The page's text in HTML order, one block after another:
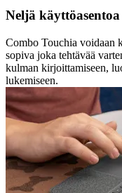
Neljä käyttöasentoa
Combo Touchia voidaan
sopiva joka tehtävää
kulman kirjoittamiseen,
lukemiseen.